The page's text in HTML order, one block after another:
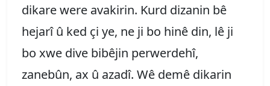
dikare were avakirin. Kurd dizanin bê
hejarî û ked çi ye, ne ji bo hinê din, lê ji
bo xwe dive bibêjin perwerdehî,
zanebûn, ax û azadî. Wê demê dikarin